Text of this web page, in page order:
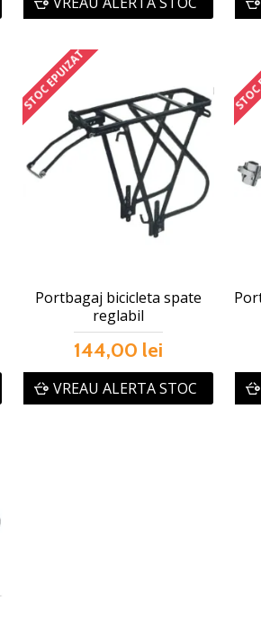
STOC EPUIZAT
Portbagaj bicicleta spate
reglabil
144,00 lei
VREAU ALERTA STOC